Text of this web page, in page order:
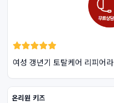
여성 갱년기 토탈케어 리피어라
온리원 키즈